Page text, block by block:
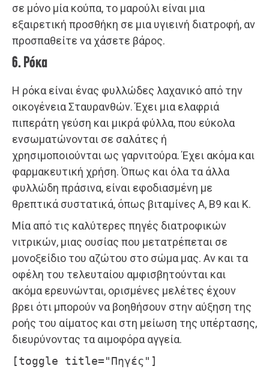
σε μόνο μία κούπα, το μαρούλι είναι μια
εξαιρετική προσθήκη σε μια υγιεινή διατροφή, αν
προσπαθείτε να χάσετε βάρος.
6. Ρόκα
Η ρόκα είναι ένας φυλλώδες λαχανικό από την
οικογένεια Σταυρανθών. Έχει μια ελαφριά
πιπεράτη γεύση και μικρά φύλλα, που εύκολα
ενσωματώνονται σε σαλάτες ή
χρησιμοποιούνται ως γαρνιτούρα. Έχει ακόμα και
φαρμακευτική χρήση. Όπως και όλα τα άλλα
φυλλώδη πράσινα, είναι εφοδιασμένη με
θρεπτικά συστατικά, όπως βιταμίνες Α, Β9 και Κ.
Μία από τις καλύτερες πηγές διατροφικών
νιτρικών, μιας ουσίας που μετατρέπεται σε
μονοξείδιο του αζώτου στο σώμα μας. Αν και τα
οφέλη του τελευταίου αμφισβητούνται και
ακόμα ερευνώνται, ορισμένες μελέτες έχουν
βρει ότι μπορούν να βοηθήσουν στην αύξηση της
ροής του αίματος και στη μείωση της υπέρτασης,
διευρύνοντας τα αιμοφόρα αγγεία.
[toggle title="Πηγές"]